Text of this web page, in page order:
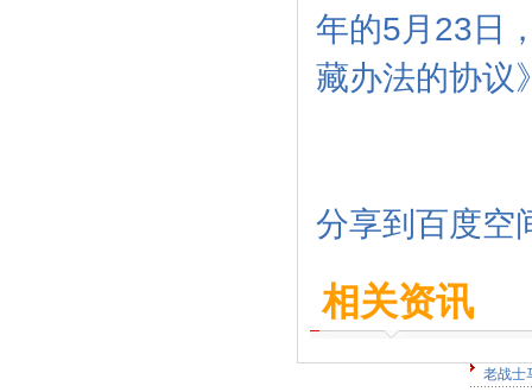
年的5月23日
藏办法的协议
分享到 百度空
相关资讯
老战士